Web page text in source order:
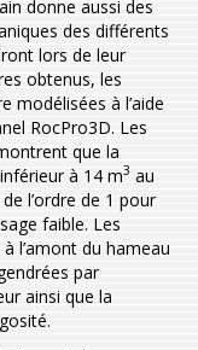
donne aussi des
des différents
lors de leur
obtenus, les
modélisées à l’aide
RocPro3D. Les
que la
à 14 m3 au
l’ordre de 1 pour
faible. Les
l’amont du hameau
par
ainsi que la